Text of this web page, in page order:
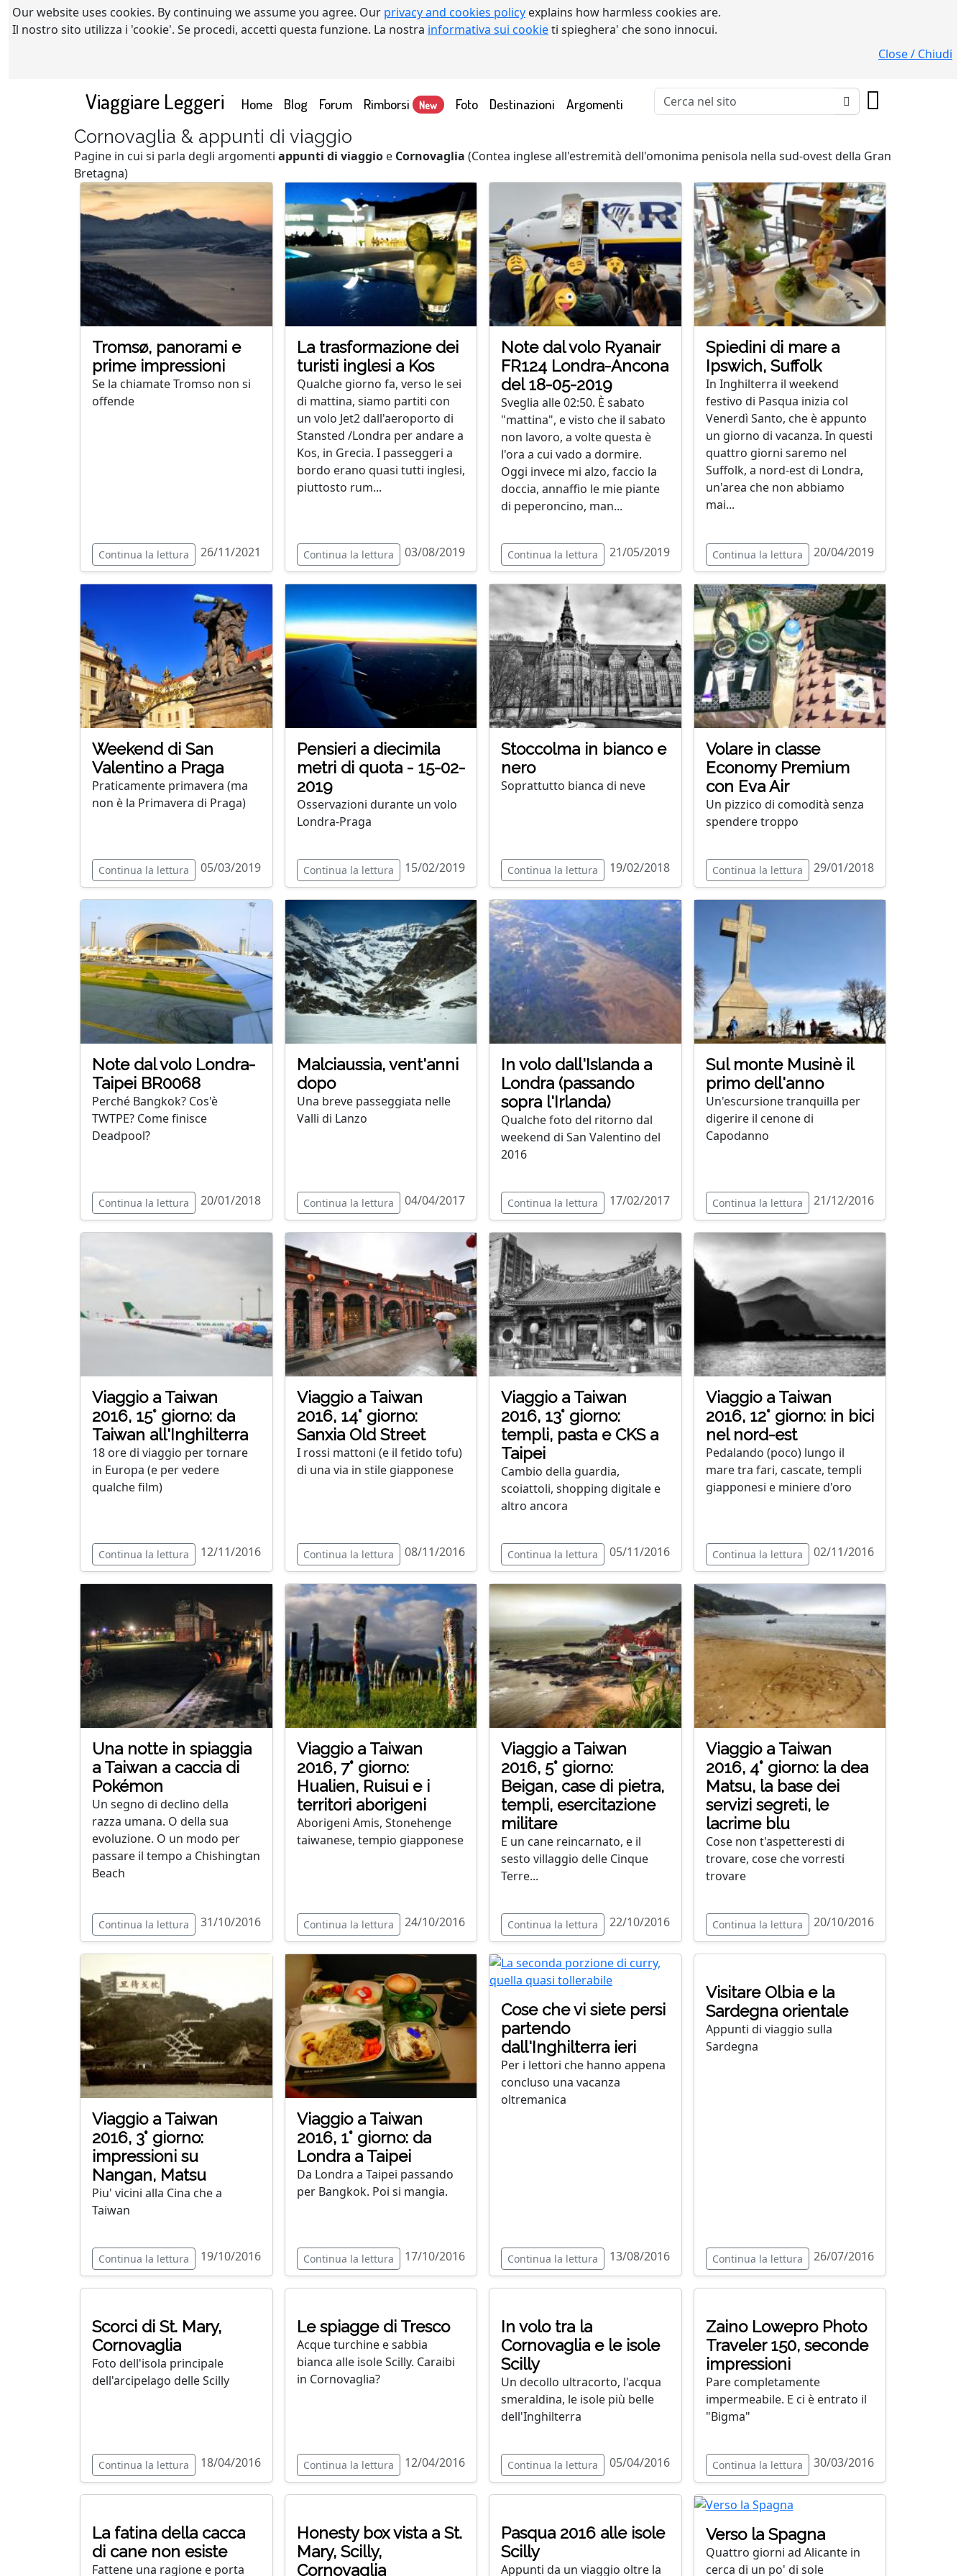
Our website uses cookies. By continuing we assume you agree. Our privacy and cookies policy explains how harmless cookies are.
Il nostro sito utilizza i 'cookie'. Se procedi, accetti questa funzione. La nostra informativa sui cookieti spieghera' che sono innocui.
Close / Chiudi
Viaggiare Leggeri Home(current)
Blog Forum Rimborsi New Foto Destinazioni Argomenti
Cornovaglia & appunti di viaggio
Pagine in cui si parla degli argomenti appunti di viaggio e Cornovaglia (Contea inglese all'estremità dell'omonima penisola nella sud-ovest della Gran
Bretagna)
Tromsø, panorami e
prime impressioni
Se la chiamate Tromso non si
offende
Continua la lettura 26/11/2021
La trasformazione dei
turisti inglesi a Kos
Qualche giorno fa, verso le sei
di mattina, siamo partiti con
un volo Jet2 dall'aeroporto di
Stansted /Londra per andare a
Kos, in Grecia. I passeggeri a
bordo erano quasi tutti inglesi,
piuttosto rum...
Continua la lettura 03/08/2019
Note dal volo Ryanair
FR124 Londra-Ancona
del 18-05-2019
Sveglia alle 02:50. È sabato
"mattina", e visto che il sabato
non lavoro, a volte questa è
l'ora a cui vado a dormire.
Oggi invece mi alzo, faccio la
doccia, annaffio le mie piante
di peperoncino, man...
Continua la lettura 21/05/2019
Spiedini di mare a
Ipswich, Suffolk
In Inghilterra il weekend
festivo di Pasqua inizia col
Venerdì Santo, che è appunto
un giorno di vacanza. In questi
quattro giorni saremo nel
Suffolk, a nord-est di Londra,
un'area che non abbiamo
mai...
Continua la lettura 20/04/2019
Weekend di San
Valentino a Praga
Praticamente primavera (ma
non è la Primavera di Praga)
Continua la lettura 05/03/2019
Pensieri a diecimila
metri di quota - 15-02-
2019
Osservazioni durante un volo
Londra-Praga
Continua la lettura 15/02/2019
Stoccolma in bianco e
nero
Soprattutto bianca di neve
Continua la lettura 19/02/2018
Volare in classe
Economy Premium
con Eva Air
Un pizzico di comodità senza
spendere troppo
Continua la lettura 29/01/2018
Note dal volo Londra-
Taipei BR0068
Perché Bangkok? Cos'è
TWTPE? Come finisce
Deadpool?
Continua la lettura 20/01/2018
Malciaussia, vent'anni
dopo
Una breve passeggiata nelle
Valli di Lanzo
Continua la lettura 04/04/2017
In volo dall'Islanda a
Londra (passando
sopra l'Irlanda)
Qualche foto del ritorno dal
weekend di San Valentino del
2016
Continua la lettura 17/02/2017
Sul monte Musinè il
primo dell'anno
Un'escursione tranquilla per
digerire il cenone di
Capodanno
Continua la lettura 21/12/2016
Viaggio a Taiwan
2016, 15° giorno: da
Taiwan all'Inghilterra
18 ore di viaggio per tornare
in Europa (e per vedere
qualche film)
Continua la lettura 12/11/2016
Viaggio a Taiwan
2016, 14° giorno:
Sanxia Old Street
I rossi mattoni (e il fetido tofu)
di una via in stile giapponese
Continua la lettura 08/11/2016
Viaggio a Taiwan
2016, 13° giorno:
templi, pasta e CKS a
Taipei
Cambio della guardia,
scoiattoli, shopping digitale e
altro ancora
Continua la lettura 05/11/2016
Viaggio a Taiwan
2016, 12° giorno: in bici
nel nord-est
Pedalando (poco) lungo il
mare tra fari, cascate, templi
giapponesi e miniere d'oro
Continua la lettura 02/11/2016
Una notte in spiaggia
a Taiwan a caccia di
Pokémon
Un segno di declino della
razza umana. O della sua
evoluzione. O un modo per
passare il tempo a Chishingtan
Beach
Continua la lettura 31/10/2016
Viaggio a Taiwan
2016, 7° giorno:
Hualien, Ruisui e i
territori aborigeni
Aborigeni Amis, Stonehenge
taiwanese, tempio giapponese
Continua la lettura 24/10/2016
Viaggio a Taiwan
2016, 5° giorno:
Beigan, case di pietra,
templi, esercitazione
militare
E un cane reincarnato, e il
sesto villaggio delle Cinque
Terre...
Continua la lettura 22/10/2016
Viaggio a Taiwan
2016, 4° giorno: la dea
Matsu, la base dei
servizi segreti, le
lacrime blu
Cose non t'aspetteresti di
trovare, cose che vorresti
trovare
Continua la lettura 20/10/2016
Viaggio a Taiwan
2016, 3° giorno:
impressioni su
Nangan, Matsu
Piu' vicini alla Cina che a
Taiwan
Continua la lettura 19/10/2016
Viaggio a Taiwan
2016, 1° giorno: da
Londra a Taipei
Da Londra a Taipei passando
per Bangkok. Poi si mangia.
Continua la lettura 17/10/2016
Cose che vi siete persi
partendo
dall'Inghilterra ieri
Per i lettori che hanno appena
concluso una vacanza
oltremanica
Continua la lettura 13/08/2016
Visitare Olbia e la
Sardegna orientale
Appunti di viaggio sulla
Sardegna
Continua la lettura 26/07/2016
Scorci di St. Mary,
Cornovaglia
Foto dell'isola principale
dell'arcipelago delle Scilly
Continua la lettura 18/04/2016
Le spiagge di Tresco
Acque turchine e sabbia
bianca alle isole Scilly. Caraibi
in Cornovaglia?
Continua la lettura 12/04/2016
In volo tra la
Cornovaglia e le isole
Scilly
Un decollo ultracorto, l'acqua
smeraldina, le isole più belle
dell'Inghilterra
Continua la lettura 05/04/2016
Zaino Lowepro Photo
Traveler 150, seconde
impressioni
Pare completamente
impermeabile. E ci è entrato il
"Bigma"
Continua la lettura 30/03/2016
La fatina della cacca
di cane non esiste
Fattene una ragione e porta
Honesty box vista a St.
Mary, Scilly,
Cornovaglia
Pasqua 2016 alle isole
Scilly
Appunti da un viaggio oltre la
Verso la Spagna
Quattro giorni ad Alicante in
cerca di un po' di sole